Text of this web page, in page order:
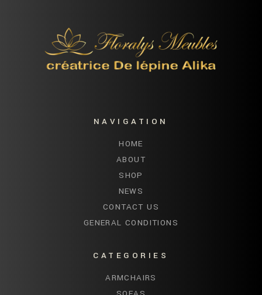
NAVIGATION
HOME
ABOUT
SHOP
NEWS
CONTACT US
GENERAL CONDITIONS
CATEGORIES
ARMCHAIRS